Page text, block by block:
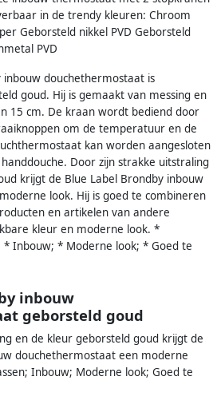
in de trendy kleuren: Chroom
Geborsteld nikkel PVD Geborsteld
PVD
inbouw douchethermostaat is
goud. Hij is gemaakt van messing en
15 cm. De kraan wordt bediend door
om de temperatuur en de
kan worden aangesloten
Door zijn strakke uitstraling
krijgt de Blue Label Brondby inbouw
look. Hij is goed te combineren
en artikelen van andere
kleur en moderne look. *
* Inbouw; * Moderne look; * Goed te
inbouw
geborsteld goud
en de kleur geborsteld goud krijgt de
douchethermostaat een moderne
Inbouw; Moderne look; Goed te